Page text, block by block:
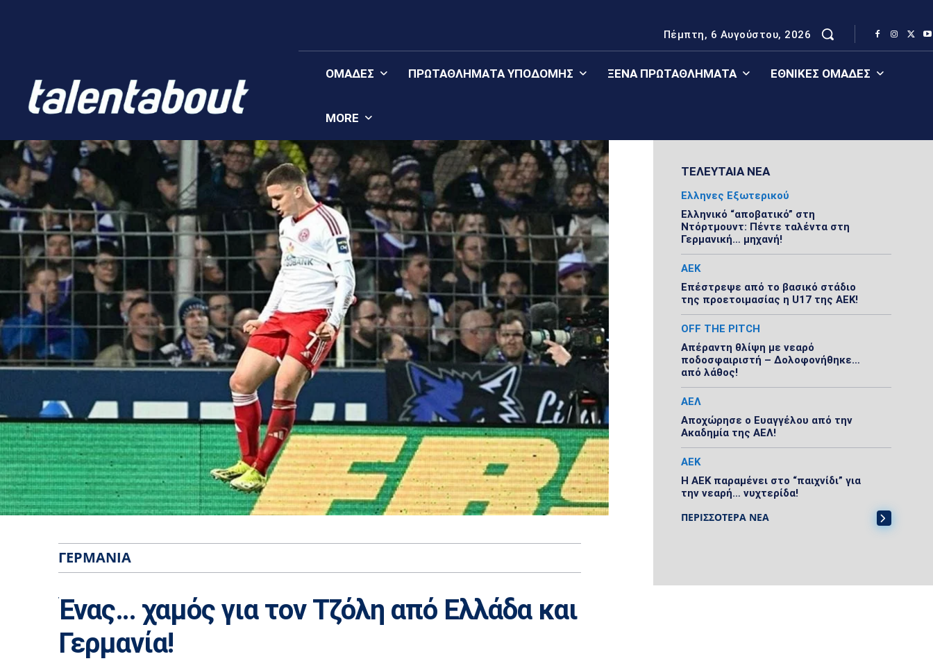
Πέμπτη, 6 Αυγούστου, 2026
ΟΜΆΔΕΣ ΠΡΩΤΑΘΛΉΜΑΤΑ YΠΟΔΟΜΉΣ ΞΈΝΑ ΠΡΩΤΑΘΛΉΜΑΤΑ ΕΘΝΙΚΈΣ ΟΜΆΔΕΣ
MORE
ΓΕΡΜΑΝΊΑ
Ένας… χαμός για τον Τζόλη από Ελλάδα και
Γερμανία!
ΤΕΛΕΥΤΑΙΑ ΝΕΑ
Ελληνες Εξωτερικού
Ελληνικό “αποβατικό” στη
Ντόρτμουντ: Πέντε ταλέντα στη
Γερμανική… μηχανή!
ΑΕΚ
Επέστρεψε από το βασικό στάδιο
της προετοιμασίας η U17 της ΑΕΚ!
OFF THE PITCH
Απέραντη θλίψη με νεαρό
ποδοσφαιριστή – Δολοφονήθηκε…
από λάθος!
ΑΕΛ
Αποχώρησε ο Ευαγγέλου από την
Ακαδημία της ΑΕΛ!
ΑΕΚ
Η ΑΕΚ παραμένει στο “παιχνίδι” για
την νεαρή… νυχτερίδα!
ΠΕΡΙΣΣΟΤΕΡΑ ΝΕΑ